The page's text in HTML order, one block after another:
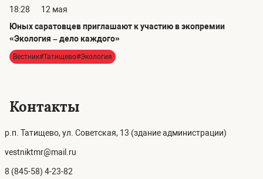
18:28
12 мая
Юных саратовцев приглашают к участию в экопремии
«Экология – дело каждого»
Вестник#Татищево#Экология
Контакты
р.п. Татищево, ул. Советская, 13 (здание администрации)
vestniktmr@mail.ru
8 (845-58) 4-23-82